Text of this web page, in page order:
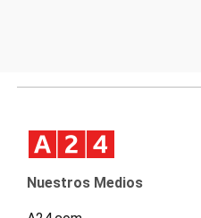
Nuestros Medios